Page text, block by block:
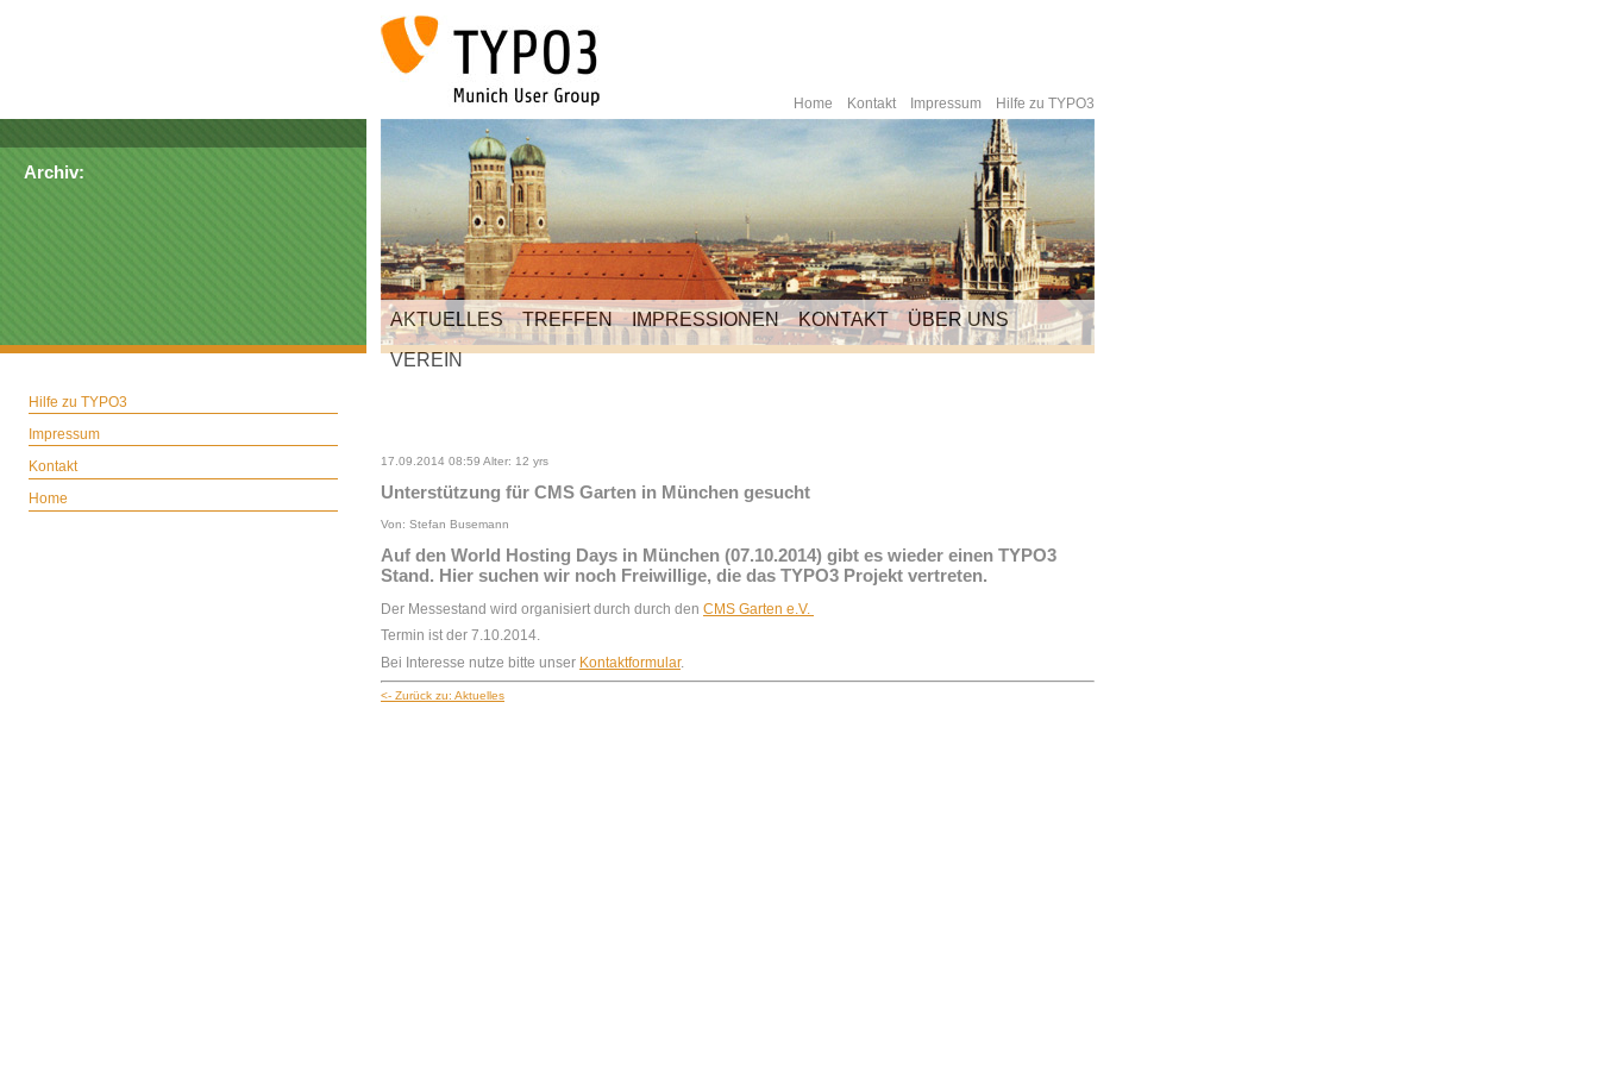
Hilfe zu TYPO3
Impressum
Kontakt
Home
Archiv:
Hilfe zu TYPO3
Impressum
Kontakt
Home
AKTUELLES TREFFEN IMPRESSIONEN KONTAKT
ÜBER UNS
VEREIN
17.09.2014 08:59 Alter: 12 yrs
Unterstützung für CMS Garten in München gesucht
Von: Stefan Busemann
Auf den World Hosting Days in München (07.10.2014) gibt es wieder einen TYPO3
Stand. Hier suchen wir noch Freiwillige, die das TYPO3 Projekt vertreten.
Der Messestand wird organisiert durch durch den CMS Garten e.V.
Termin ist der 7.10.2014.
Bei Interesse nutze bitte unser Kontaktformular.
<- Zurück zu: Aktuelles